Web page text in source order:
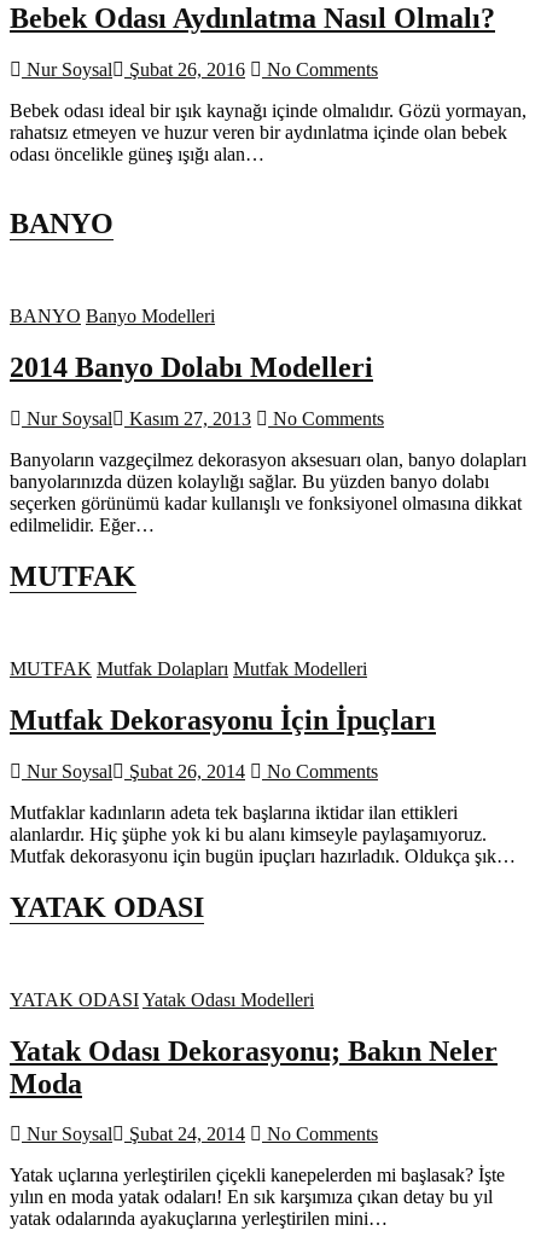
Bebek Odası Aydınlatma Nasıl Olmalı?
Nur Soysal Şubat 26, 2016
No Comments
Bebek odası ideal bir ışık kaynağı içinde olmalıdır. Gözü yormayan,
rahatsız etmeyen ve huzur veren bir aydınlatma içinde olan bebek
odası öncelikle güneş ışığı alan…
BANYO
BANYO Banyo Modelleri
2014 Banyo Dolabı Modelleri
Nur Soysal Kasım 27, 2013
No Comments
Banyoların vazgeçilmez dekorasyon aksesuarı olan, banyo dolapları
banyolarınızda düzen kolaylığı sağlar. Bu yüzden banyo dolabı
seçerken görünümü kadar kullanışlı ve fonksiyonel olmasına dikkat
edilmelidir. Eğer…
MUTFAK
MUTFAK Mutfak Dolapları Mutfak Modelleri
Mutfak Dekorasyonu İçin İpuçları
Nur Soysal Şubat 26, 2014
No Comments
Mutfaklar kadınların adeta tek başlarına iktidar ilan ettikleri
alanlardır. Hiç şüphe yok ki bu alanı kimseyle paylaşamıyoruz.
Mutfak dekorasyonu için bugün ipuçları hazırladık. Oldukça şık…
YATAK ODASI
YATAK ODASIYatak Odası Modelleri
Yatak Odası Dekorasyonu; Bakın Neler
Moda
Nur Soysal Şubat 24, 2014
No Comments
Yatak uçlarına yerleştirilen çiçekli kanepelerden mi başlasak? İşte
yılın en moda yatak odaları! En sık karşımıza çıkan detay bu yıl
yatak odalarında ayakuçlarına yerleştirilen mini…